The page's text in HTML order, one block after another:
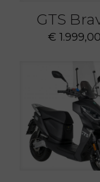
GTS
€ 1.999,00